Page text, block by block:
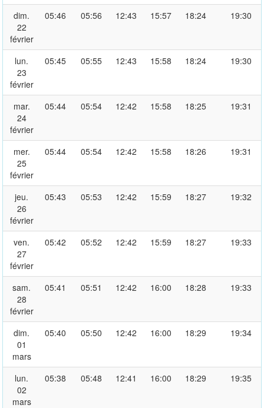
dim.
22
février
05:46 05:56 12:43 15:57 18:24 19:30
lun.
23
février
05:45 05:55 12:43 15:58 18:24 19:30
mar.
24
février
05:44 05:54 12:42 15:58 18:25 19:31
mer.
25
février
05:44 05:54 12:42 15:58 18:26 19:31
jeu.
26
février
05:43 05:53 12:42 15:59 18:27 19:32
ven.
27
février
05:42 05:52 12:42 15:59 18:27 19:33
sam.
28
février
05:41 05:51 12:42 16:00 18:28 19:33
dim.
01
mars
05:40 05:50 12:42 16:00 18:29 19:34
lun.
02
mars
05:38 05:48 12:41 16:00 18:29 19:35